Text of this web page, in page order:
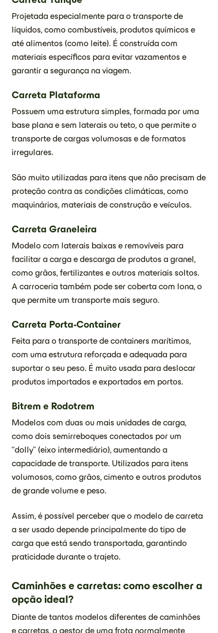
Projetada especialmente para o transporte de
líquidos, como combustíveis, produtos químicos e
até alimentos (como leite). É construída com
materiais específicos para evitar vazamentos e
garantir a segurança na viagem.
Carreta Plataforma
Possuem uma estrutura simples, formada por uma
base plana e sem laterais ou teto, o que permite o
transporte de cargas volumosas e de formatos
irregulares.
São muito utilizadas para itens que não precisam de
proteção contra as condições climáticas, como
maquinários, materiais de construção e veículos.
Carreta Graneleira
Modelo com laterais baixas e removíveis para
facilitar a carga e descarga de produtos a granel,
como grãos, fertilizantes e outros materiais soltos.
A carroceria também pode ser coberta com lona, o
que permite um transporte mais seguro.
Carreta Porta-Container
Feita para o transporte de containers marítimos,
com uma estrutura reforçada e adequada para
suportar o seu peso. É muito usada para deslocar
produtos importados e exportados em portos.
Bitrem e Rodotrem
Modelos com duas ou mais unidades de carga,
como dois semirreboques conectados por um
“dolly” (eixo intermediário), aumentando a
capacidade de transporte. Utilizados para itens
volumosos, como grãos, cimento e outros produtos
de grande volume e peso.
Assim, é possível perceber que o modelo de carreta
a ser usado depende principalmente do tipo de
carga que está sendo transportada, garantindo
praticidade durante o trajeto.
Caminhões e carretas: como escolher a
opção ideal?
Diante de tantos modelos diferentes de caminhões
e carretas, o gestor de uma frota normalmente